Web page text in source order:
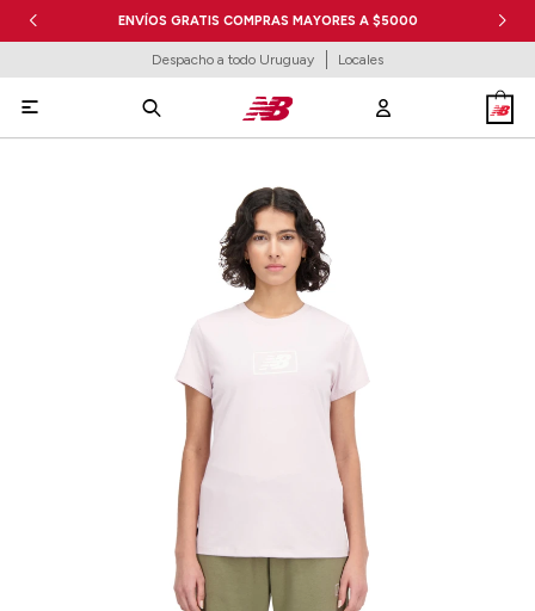
ENVÍOS GRATIS COMPRAS MAYORES A $5000
Despacho a todo Uruguay Locales
